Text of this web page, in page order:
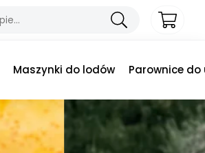
Maszynki do lodów Parownice